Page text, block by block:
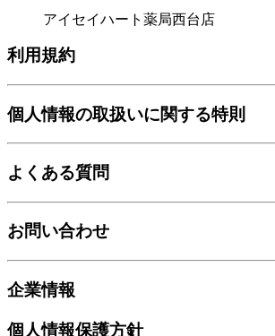
アイセイハート薬局西台店
利用規約
個人情報の取扱いに関する特則
よくある質問
お問い合わせ
企業情報
個人情報保護方針